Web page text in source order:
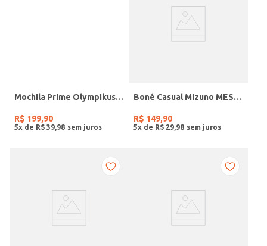
Mochila Prime Olympikus PRETO
R$ 199,90
5x de R$ 39 98
Boné Casual Mizuno MESCLA ESCURO
R$ 149,90
5x de R$ 29 98